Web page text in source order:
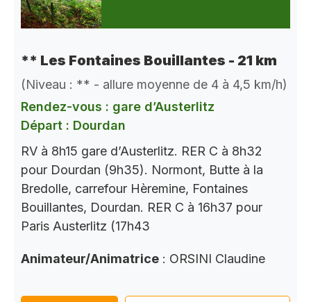
** Les Fontaines Bouillantes - 21 km
(Niveau : ** - allure moyenne de 4 à 4,5 km/h)
Rendez-vous : gare d’Austerlitz
Départ : Dourdan
RV à 8h15 gare d’Austerlitz. RER C à 8h32
pour Dourdan (9h35). Normont, Butte à la
Bredolle, carrefour Hèremine, Fontaines
Bouillantes, Dourdan. RER C à 16h37 pour
Paris Austerlitz (17h43
Animateur/Animatrice : ORSINI Claudine